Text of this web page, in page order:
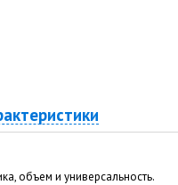
объем и универсальность.